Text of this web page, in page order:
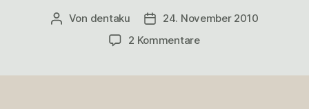
Beitragsautor
Von dentaku Veröffentlichungsdatum
24. November 2010
2 Kommentarezu